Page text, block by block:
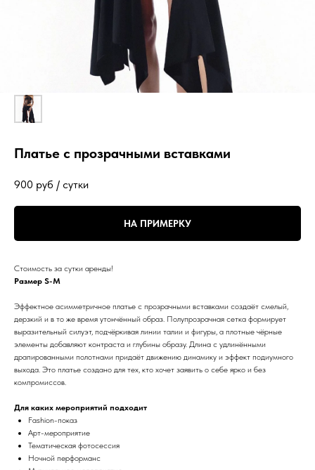
Платье с прозрачными вставками
900 руб / сутки
НА ПРИМЕРКУ
Стоимость за сутки аренды!
Размер S-M
Эффектное асимметричное платье с прозрачными вставками создаёт смелый,
дерзкий и в то же время утончённый образ. Полупрозрачная сетка формирует
выразительный силуэт, подчёркивая линии талии и фигуры, а плотные чёрные
элементы добавляют контраста и глубины образу. Длина с удлинёнными
драпированными полотнами придаёт движению динамику и эффект подиумного
выхода. Это платье создано для тех, кто хочет заявить о себе ярко и без
компромиссов.
Для каких мероприятий подходит
Fashion-показ
Арт-мероприятие
Тематическая фотосессия
Ночной перформанс